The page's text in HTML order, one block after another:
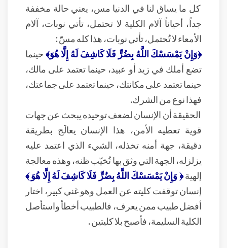
كل ما يساق لنا في الدنيا مس، يعني حالة مخففة
جداً، أحياناً آلام الكلية لا تحتمل، تأتي نوبات، آلام
الأمعاء لا تُحتمل، تأتي نوبات، هذا كله مسّ :
﴿وَإِنْ يَمْسَسْكَ اللَّهُ بِضُرٍّ فَلَا كَاشِفَ لَهُ إِلَّا هُوَ﴾حينما
تضع أملك في زيد أو عبيد، حينما تعتمد على مالك،
حينما تعتمد على مكانتك، حينما تعتمد على جماعتك،
فهذا نوع من الشرك.
الحقيقة أن الإنسان لضعف توحيده يبحث عن جهات
قوية تعطيه الأمن، هذا الإنسان يعالَج بطريقة
دقيقة، جهة أمنه تخذله، الشيء الذي اعتمد عليه
يزلزله، الجهة التي وثق بها تُخيّب ظنه، وهذه معالجة
إلهية﴿ وَإِنْ يَمْسَسْكَ اللَّهُ بِضُرٍّ فَلَا كَاشِفَ لَهُ إِلَّا هُوَ ﴾
إنسان توقفت كليته عن العمل وهو غني كبير، اختار
أفضل طبيب ممن يعرف، فالطبيب أخطأ واستأصل
الكلية السليمة، فأصبح بلا كليتين .